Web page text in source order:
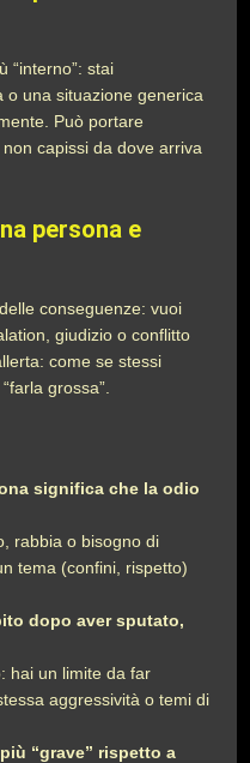
“interno”: stai
o una situazione generica
Può portare
capissi da dove arriva
persona e
conseguenze: vuoi
giudizio o conflitto
come se stessi
grossa”.
significa che la odio
rabbia o bisogno di
tema (confini, rispetto)
dopo aver sputato,
hai un limite da far
aggressività o temi di
“grave” rispetto a